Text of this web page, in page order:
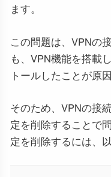
ます。
この問題は、VPNの
も、VPN機能を搭載
トールしたことが原
そのため、VPNの接
定を削除することで
定を削除するには、